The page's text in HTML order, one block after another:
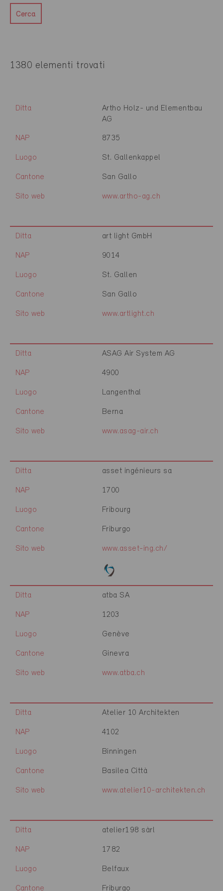
Cerca
1380 elementi trovati
Ditta
Artho Holz- und Elementbau
AG
NAP 8735
Luogo St. Gallenkappel
Cantone San Gallo
Sito web www.artho-ag.ch
Ditta art light GmbH
NAP 9014
Luogo St. Gallen
Cantone San Gallo
Sito web www.artlight.ch
Ditta ASAG Air System AG
NAP 4900
Luogo Langenthal
Cantone Berna
Sito web www.asag-air.ch
Ditta asset ingénieurs sa
NAP 1700
Luogo Fribourg
Cantone Friburgo
Sito web www.asset-ing.ch/
Ditta atba SA
NAP 1203
Luogo Genève
Cantone Ginevra
Sito web www.atba.ch
Ditta Atelier 10 Architekten
NAP 4102
Luogo Binningen
Cantone Basilea Città
Sito web www.atelier10-architekten.ch
Ditta atelier198 sàrl
NAP 1782
Luogo Belfaux
Cantone Friburgo